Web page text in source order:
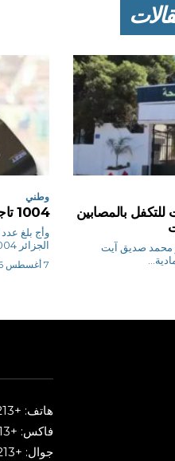
للتكفل بالمصابين
محمد صديق آيت
وطني
1004 تاجرا يوفرون خدمة الدفع عبر الإنترنت
وأج
الجزائر 1004 تاجرا ،...
7 أغسطس 2026
هاتف: +213 41 80 32 62
فاكس: +213 41 80 32 63
جوال: +213 7 70 65 93 89